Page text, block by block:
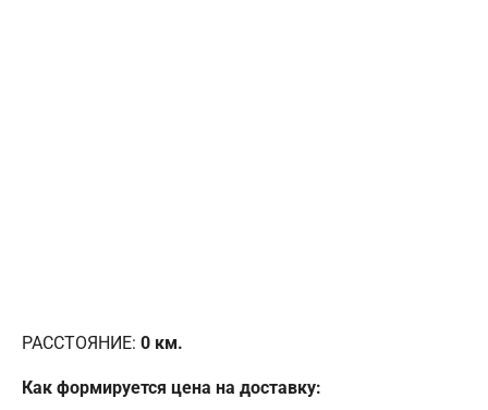
РАССТОЯНИЕ: 0 км.
Как формируется цена на доставку: